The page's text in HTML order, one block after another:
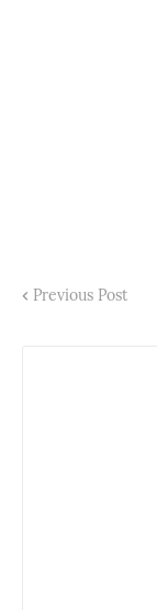
Previous Post